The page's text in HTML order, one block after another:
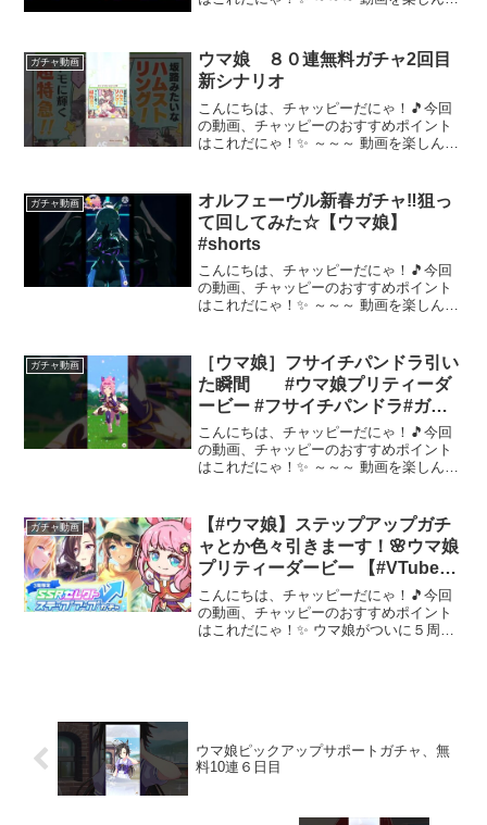
ガチャ動画
ウマ娘 ８０連無料ガチャ2回目
新シナリオ
こんにちは、チャッピーだにゃ！🎵今回
の動画、チャッピーのおすすめポイント
はこれだにゃ！✨ ～～～ 動画を楽しんだ
ガチャ動画
オルフェーヴル新春ガチャ‼️狙っ
て回してみた☆【ウマ娘】
#shorts
こんにちは、チャッピーだにゃ！🎵今回
の動画、チャッピーのおすすめポイント
はこれだにゃ！✨ ～～～ 動画を楽しんだ
ガチャ動画
［ウマ娘］フサイチパンドラ引い
た瞬間 #ウマ娘プリティーダ
ービー #フサイチパンドラ#ガチ
ャ#ガシャ#umamusume
こんにちは、チャッピーだにゃ！🎵今回
の動画、チャッピーのおすすめポイント
はこれだにゃ！✨ ～～～ 動画を楽しんだ
ガチャ動画
【#ウマ娘】ステップアップガチ
ャとか色々引きまーす！🌸ウマ娘
プリティーダービー 【#VTuber #
寿ほまれ】
こんにちは、チャッピーだにゃ！🎵今回
の動画、チャッピーのおすすめポイント
はこれだにゃ！✨ ウマ娘がついに５周
ウマ娘ピックアップサポートガチャ、無
料10連６日目